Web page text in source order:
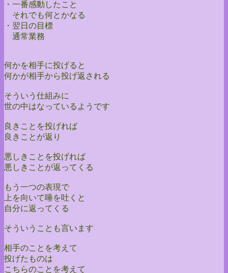
・一番感動したこと
それでも何とかなる
・翌日の目標
通常業務
何かを相手に投げると
何かが相手から投げ返される
そういう仕組みに
世の中はなっているようです
良きことを投げれば
良きことが返り
悪しきことを投げれば
悪しきことが返ってくる
もう一つの表現で
上を向いて唾を吐くと
自分に返ってくる
そういうことも言います
相手のことを考えて
投げたものは
こちらのことを考えて